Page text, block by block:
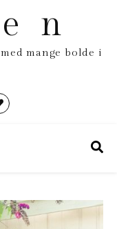
mange bolde i